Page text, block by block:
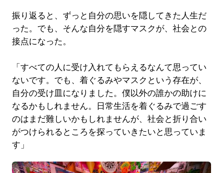
振り返ると、ずっと自分の思いを隠してきた人生だ
った。でも、そんな自分を隠すマスクが、社会との
接点になった。
「すべての人に受け入れてもらえるなんて思ってい
ないです。でも、着ぐるみやマスクという存在が、
自分の受け皿になりました。僕以外の誰かの助けに
なるかもしれません。日常生活を着ぐるみで過ごす
のはまだ難しいかもしれませんが、社会と折り合い
がつけられるところを探っていきたいと思っていま
す」